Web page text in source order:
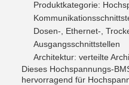
Produktkategorie:
Dosen-, Ethernet-,
Ausgangsschnittstellen
Architektur: verteilte
Dieses Hochspannungs-
hervorragend für